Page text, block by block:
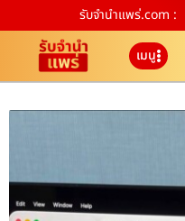
รับจํานําแพร่.com :
เมนู